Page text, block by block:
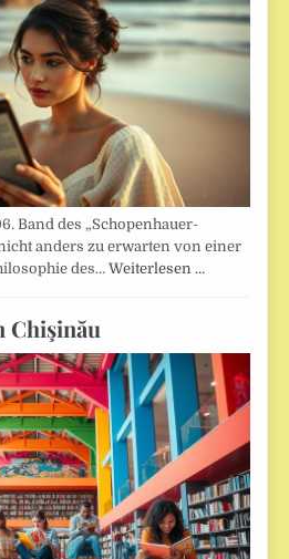
Band des „Schopenhauer-
anders zu erwarten von einer
des…Weiterlesen …
Chişinău